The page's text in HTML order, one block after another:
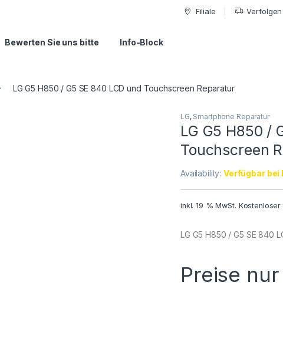
Filiale
Bewerten Sie uns bitte Info-Block
LG G5 H850 / G5 SE 840 LCD und Touchscreen Reparatur
LG, Smartphone Reparatur
LG G5 H850 /
Touchscreen
Availability:Verfügbar bei
inkl. 19 % MwSt. Kostenloser
LG G5 H850 / G5 SE 840
Preise